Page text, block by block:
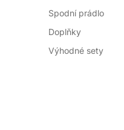
Spodní prádlo
Doplňky
Výhodné sety